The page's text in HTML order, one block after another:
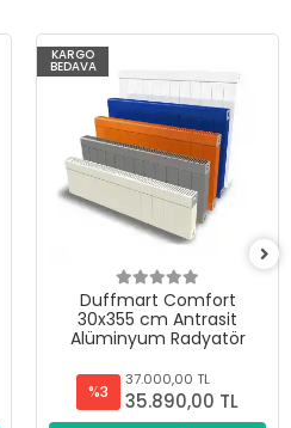
KARGO
BEDAVA
Duffmart Comfort
30x355 cm Antrasit
Alüminyum Radyatör
%3
37.000,00 TL
35.890,00 TL